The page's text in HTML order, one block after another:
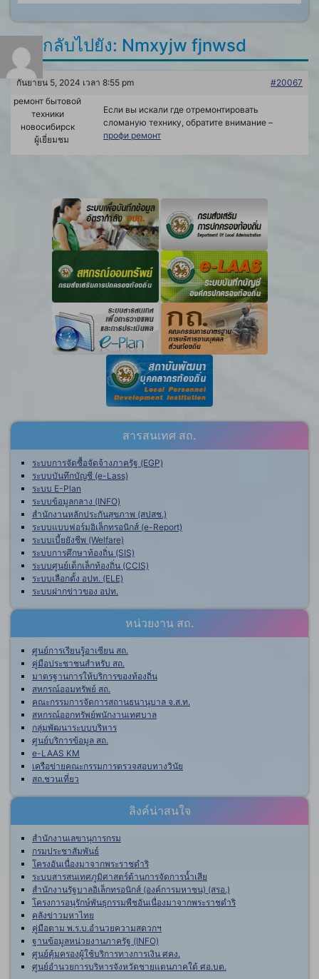
ตอบกลับไปยัง: Nmxyjw fjnwsd
กันยายน 5, 2024 เวลา 8:55 pm
#20067
ремонт бытовой
техники
новосибирск
ผู้เยี่ยมชม
Если вы искали где отремонтировать
сломаную технику, обратите внимание –
профи ремонт
สารสนเทศ สถ.
ระบบการจัดซื้อจัดจ้างภาครัฐ (EGP)
ระบบบันทึกบัญชี (e-Lass)
ระบบ E-Plan
ระบบข้อมูลกลาง (INFO)
สำนักงานหลักประกันสุขภาพ (สปสช.)
ระบบแบบฟอร์มอิเล็กทรอนิกส์ (e-Report)
ระบบเบี้ยยังชีพ (Welfare)
ระบบการศึกษาท้องถิ่น (SIS)
ระบบศูนย์เด็กเล็กท้องถิ่น (CCIS)
ระบบเลือกตั้ง อปท. (ELE)
ระบบฝากข่าวของ อปท.
หน่วยงาน สถ.
ศูนย์การเรียนรู้อาเซียน สถ.
คู่มือประชาชนสำหรับ สถ.
มาตรฐานการให้บริการของท้องถิ่น
สหกรณ์ออมทรัพย์ สถ.
คณะกรรมการจัดการสถานธนานุบาล จ.ส.ท.
สหกรณ์ออกทรัพย์พนักงานเทศบาล
กลุ่มพัฒนาระบบบริหาร
ศูนย์บริการข้อมูล สถ.
e-LAAS KM
เครือข่ายคณะกรรมการตรวจสอบทางวินัย
สถ.ชวนเที่ยว
ลิงค์น่าสนใจ
สำนักงานเลขานุการกรม
กรมประชาสัมพันธ์
โครงอันเนื่องมาจากพระราชดำริ
ระบบสารสนเทศภูมิศาสตร์ด้านการจัดการน้ำเสีย
สำนักงานรัฐบาลอิเล็กทรอนิกส์ (องค์การมหาชน) (สรอ.)
โครงการอนุรักษ์พันธุกรรมพืชอันเนื่องมาจากพระราชดำริ
คลังข่าวมหาไทย
คู่มือตาม พ.ร.บ.อำนวยความสดวกฯ
ฐานข้อมูลหน่วยงานภาครัฐ (INFO)
ศูนย์คุ้มครองผู้ใช้บริการทางการเงิน ศคง.
ศูนย์อำนวยการบริหารจังหวัดชายแดนภาคใต้ ศอ.บต.